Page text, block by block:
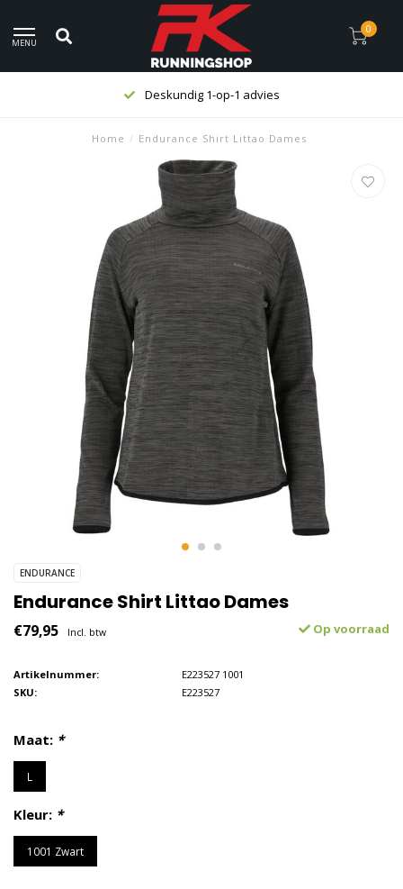
MENU
0
Deskundig 1-op-1 advies
Home / Endurance Shirt Littao Dames
ENDURANCE
Endurance Shirt Littao Dames
€79,95 Incl. btw Op voorraad
Artikelnummer:
E223527 1001
SKU:
E223527
Maat: *
L
Kleur: *
1001 Zwart